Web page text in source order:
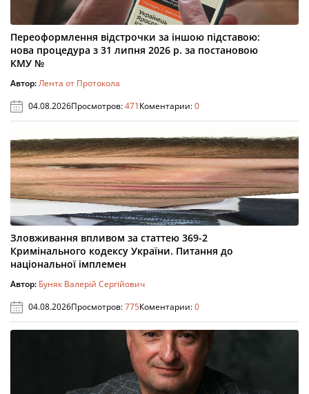
Переоформлення відстрочки за іншою підставою:
нова процедура з 31 липня 2026 р. за постановою
КМУ №
Автор:Лента от Протокола
04.08.2026Просмотров:471Коментарии:0
Зловживання впливом за статтею 369-2
Кримінального кодексу України. Питання до
національної імплемен
Автор: Буняк Валерій Сергійович
04.08.2026Просмотров:775Коментарии:0